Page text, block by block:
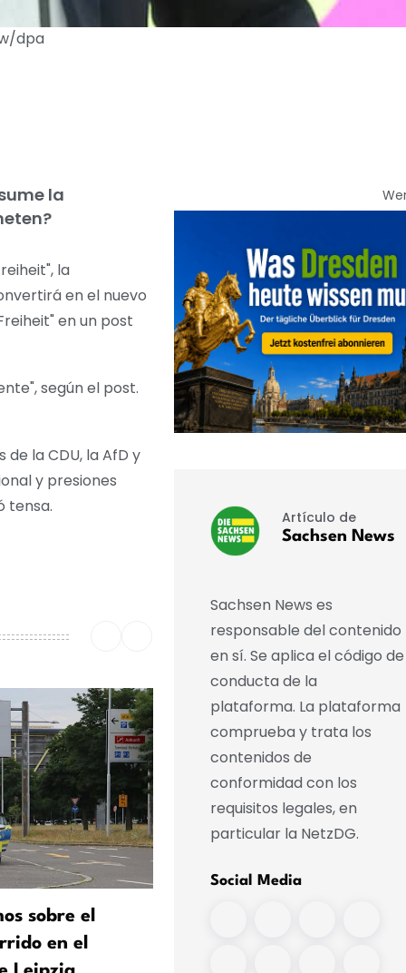
dpa
la
la
en el nuevo
en un post
según el post.
la CDU, la AfD y
y presiones
tensa.
sobre el
en el
Artículo de
Sachsen News
Sachsen News es
responsable del contenido
en sí. Se aplica el código de
conducta de la
plataforma. La plataforma
comprueba y trata los
contenidos de
conformidad con los
requisitos legales, en
particular la NetzDG.
Social Media